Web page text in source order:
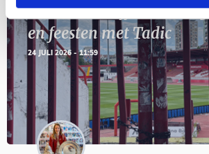
Servische maffiabaas in
en feesten met Tadic
24 JULI 2026 - 11:59